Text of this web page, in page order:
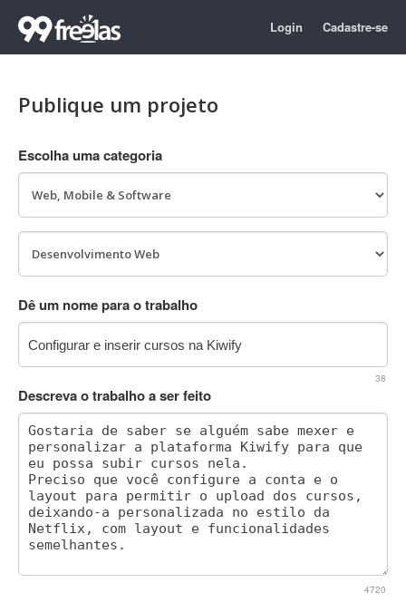
Login Cadastre-se
Publique um projeto
Escolha uma categoria
Dê um nome para o trabalho
38
Descreva o trabalho a ser feito
4720